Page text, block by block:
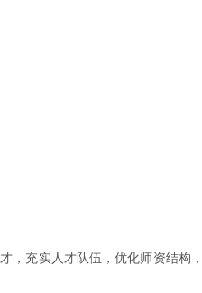
充实人才队伍，优化师资结构